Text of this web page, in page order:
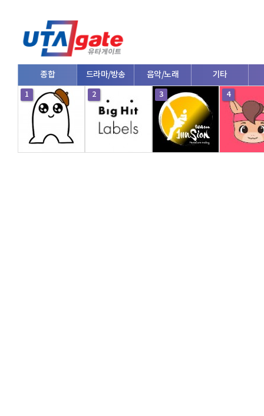
종합 드라마/방송 음악/노래 기타
V로그/소통 영화/뮤지컬 연예인 한류/외국인
댄스 e스포츠 자동차 커플/연애
1 2 3 4